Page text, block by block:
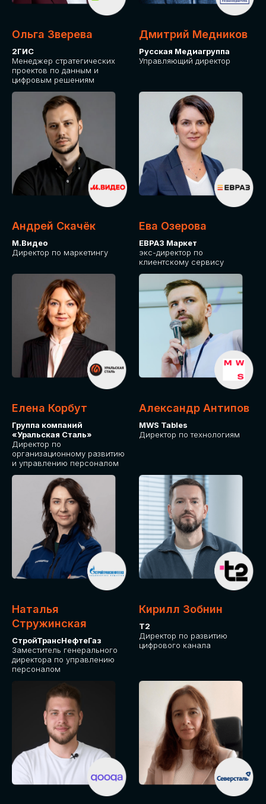
Ольга Зверева
2ГИС
Менеджер стратегических
проектов по данным и
цифровым решениям
Дмитрий Медников
Русская Медиагруппа
Управляющий директор
Андрей Скачёк
М.Видео
Директор по маркетингу
Ева Озерова
ЕВРАЗ Маркет
экс-директор по
клиентскому сервису
Елена Корбут
Группа компаний
«Уральская Сталь»
Директор по
организационному развитию
и управлению персоналом
Александр Антипов
MWS Tables
Директор по технологиям
Наталья
Стружинская
СтройТрансНефтеГаз
Заместитель генерального
директора по управлению
персоналом
Кирилл Зобнин
Т2
Директор по развитию
цифрового канала
Приглашаем стать спикером GLOBAL
TECH FORUM и поделиться своим
опытом и экспертизой. Будем рады
сотрудничеству!
СТАТЬ
СПИКЕРОМ
IT Solutions for Business
СРЕДИ ПАРТНЕРОВ
МЕРОПРИЯТИЯ